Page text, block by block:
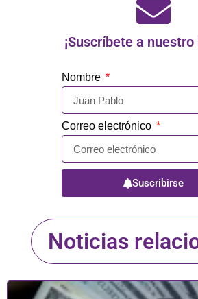
¡Suscríbete a
Nombre
Correo electrónico
Suscribirse
Noticias